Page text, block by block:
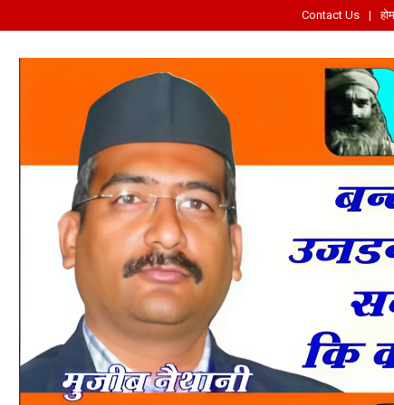
Contact Us होम